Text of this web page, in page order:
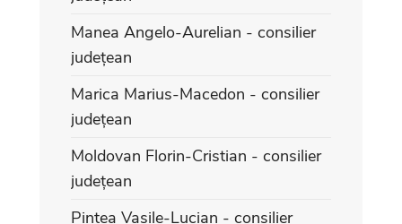
Manea Angelo-Aurelian - consilier
județean
Marica Marius-Macedon - consilier
județean
Moldovan Florin-Cristian - consilier
județean
Pintea Vasile-Lucian - consilier